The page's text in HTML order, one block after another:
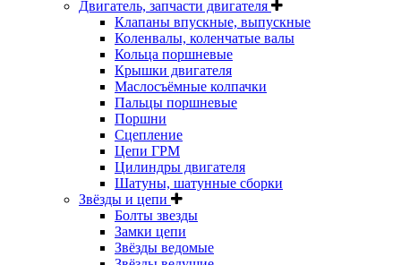
Двигатель, запчасти двигателя
Клапаны впускные, выпускные
Коленвалы, коленчатые валы
Кольца поршневые
Крышки двигателя
Маслосъёмные колпачки
Пальцы поршневые
Поршни
Сцепление
Цепи ГРМ
Цилиндры двигателя
Шатуны, шатунные сборки
Звёзды и цепи
Болты звезды
Замки цепи
Звёзды ведомые